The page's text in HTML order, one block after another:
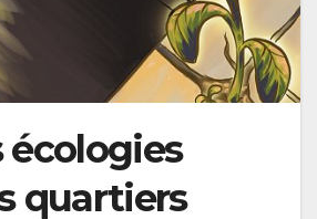
écologies
quartiers